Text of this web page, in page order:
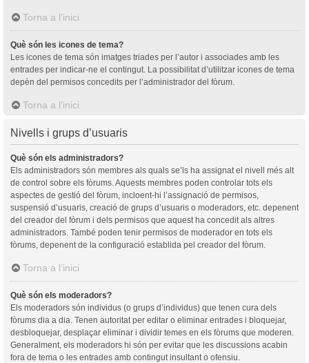
Torna a l’inici
Què són les icones de tema?
Les icones de tema són imatges triades per l’autor i associades amb les
entrades per indicar-ne el contingut. La possibilitat d’utilitzar icones de tema
depèn del permisos concedits per l’administrador del fòrum.
Torna a l’inici
Nivells i grups d’usuaris
Què són els administradors?
Els administradors són membres als quals se’ls ha assignat el nivell més alt
de control sobre els fòrums. Aquests membres poden controlar tots els
aspectes de gestió del fòrum, incloent-hi l’assignació de permisos,
suspensió d’usuaris, creació de grups d’usuaris o moderadors, etc. depenent
del creador del fòrum i dels permisos que aquest ha concedit als altres
administradors. També poden tenir permisos de moderador en tots els
fòrums, depenent de la configuració establida pel creador del fòrum.
Torna a l’inici
Què són els moderadors?
Els moderadors són individus (o grups d’individus) que tenen cura dels
fòrums dia a dia. Tenen autoritat per editar o eliminar entrades i bloquejar,
desbloquejar, desplaçar eliminar i dividir temes en els fòrums que moderen.
Generalment, els moderadors hi són per evitar que les discussions acabin
fora de tema o les entrades amb contingut insultant o ofensiu.